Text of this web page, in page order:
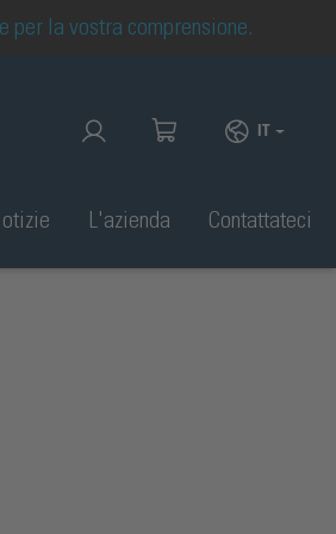
per la vostra comprensione.
IT
L'azienda Contattateci